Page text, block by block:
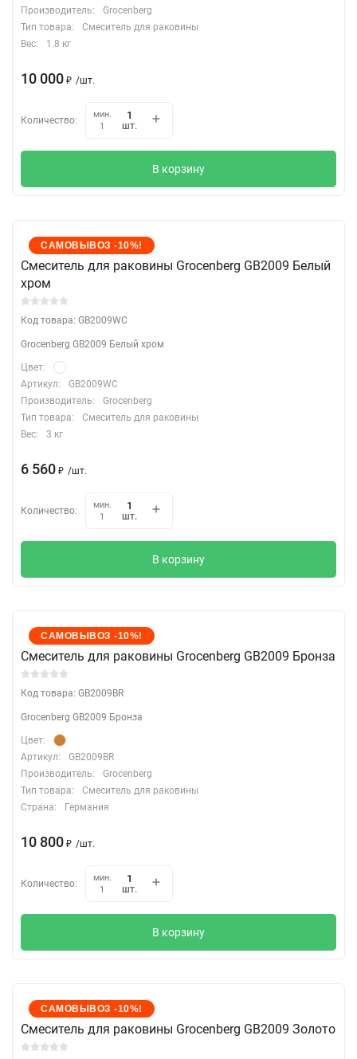
Производитель:
Grocenberg
Тип товара:
Смеситель для раковины
Вес:
1.8 кг
10 000 ₽ /шт.
Количество:
мин.
1
шт.
В корзину
САМОВЫВОЗ -10%!
Cмеситель для раковины Grocenberg GB2009 Белый
хром
Код товара: GB2009WC
Grocenberg GB2009 Белый хром
Цвет:
Артикул:
GB2009WC
Производитель:
Grocenberg
Тип товара:
Смеситель для раковины
Вес:
3 кг
6 560 ₽ /шт.
Количество:
мин.
1
шт.
В корзину
САМОВЫВОЗ -10%!
Cмеситель для раковины Grocenberg GB2009 Бронза
Код товара: GB2009BR
Grocenberg GB2009 Бронза
Цвет:
Артикул:
GB2009BR
Производитель:
Grocenberg
Тип товара:
Смеситель для раковины
Страна:
Германия
10 800 ₽ /шт.
Количество:
мин.
1
шт.
В корзину
САМОВЫВОЗ -10%!
Cмеситель для раковины Grocenberg GB2009 Золото